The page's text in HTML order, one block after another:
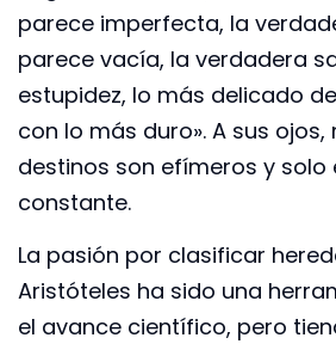
parece imperfecta, la
parece vacía, la verdadera
estupidez, lo más delicado
con lo más duro». A sus ojos,
destinos son efímeros y solo
constante.
La pasión por clasificar
Aristóteles ha sido una
el avance científico, pero